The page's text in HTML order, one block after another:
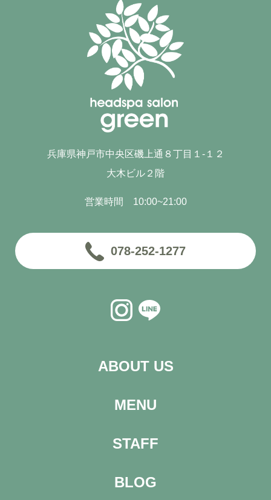
兵庫県神戸市中央区磯上通８丁目１-１２
大木ビル２階
営業時間 10:00~21:00
078-252-1277
ABOUT US
MENU
STAFF
BLOG